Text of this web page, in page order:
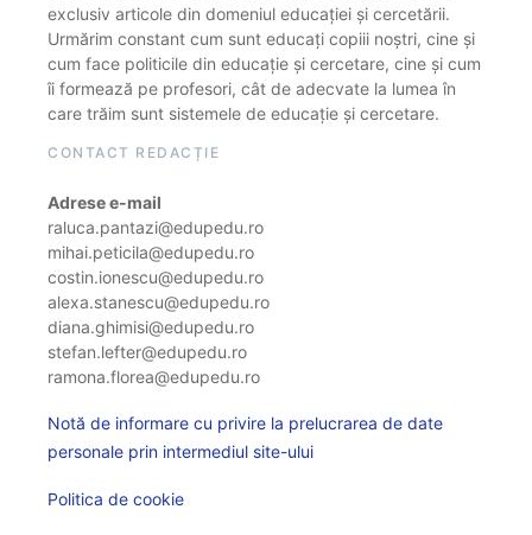
exclusiv articole din domeniul educației și cercetării.
Urmărim constant cum sunt educați copiii noștri, cine și
cum face politicile din educație și cercetare, cine și cum
îi formează pe profesori, cât de adecvate la lumea în
care trăim sunt sistemele de educație și cercetare.
CONTACT REDACȚIE
Adrese e-mail
raluca.pantazi@edupedu.ro
mihai.peticila@edupedu.ro
costin.ionescu@edupedu.ro
alexa.stanescu@edupedu.ro
diana.ghimisi@edupedu.ro
stefan.lefter@edupedu.ro
ramona.florea@edupedu.ro
Notă de informare cu privire la prelucrarea de date
personale prin intermediul site-ului
Politica de cookie